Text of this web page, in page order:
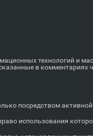
технологий и
в комментариях
посредством
использования